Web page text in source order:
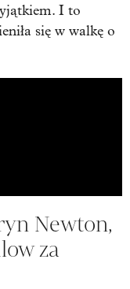
I to
się w walkę o
Newton,
za